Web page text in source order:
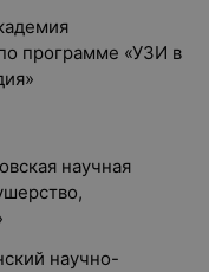
программе «УЗИ в
научная
научно-